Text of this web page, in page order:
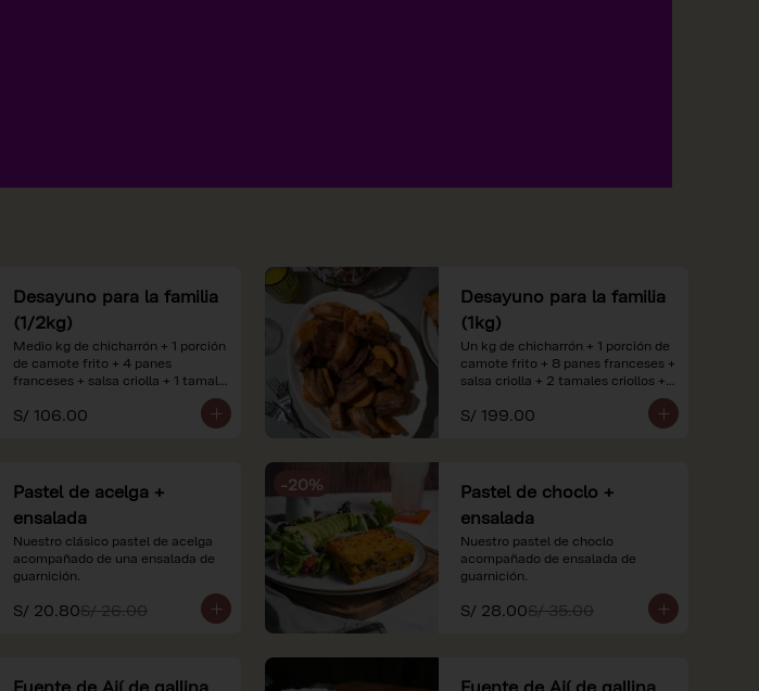
Desayuno para la familia
(1/2kg)
Medio kg de chicharrón + 1 porción
de camote frito + 4 panes
franceses + salsa criolla + 1 tamal
criollo + 1 litro de jugo de naranja.
consumo. Imágenes referenciales.
S/ 106.00
Desayuno para la familia
(1kg)
Un kg de chicharrón + 1 porción de
camote frito + 8 panes franceses +
salsa criolla + 2 tamales criollos +
consumo. Imágenes referenciales.
S/ 199.00
Pastel de acelga +
ensalada
Nuestro clásico pastel de acelga
acompañado de una ensalada de
guarnición.
S/ 20.80S/ 26.00
-20%
Pastel de choclo +
ensalada
Nuestro pastel de choclo
acompañado de ensalada de
guarnición.
S/ 28.00S/ 35.00
Fuente de Ají de gallina
Fuente de Ají de gallina